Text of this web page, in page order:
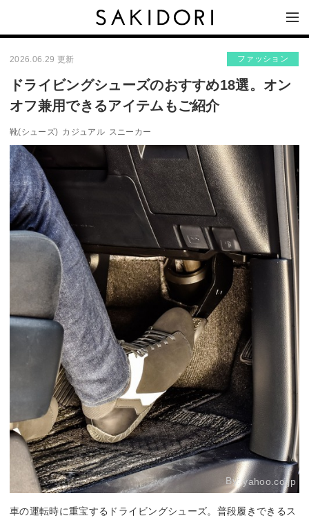
2026.06.29 更新 ファッション
ドライビングシューズのおすすめ18選。オン
オフ兼用できるアイテムもご紹介
靴(シューズ) カジュアル スニーカー
By:yahoo.co.jp
車の運転時に重宝するドライビングシューズ。普段履きできるス